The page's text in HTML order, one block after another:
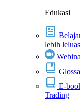
Edukasi
lebih
E-
Trading